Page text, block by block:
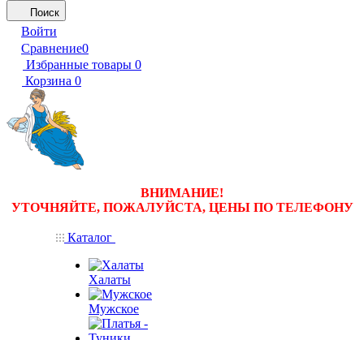
Поиск
Войти
Сравнение0
Избранные товары 0
Корзина 0
ВНИМАНИЕ!
УТОЧНЯЙТЕ, ПОЖАЛУЙСТА, ЦЕНЫ ПО ТЕЛЕФОНУ
Каталог
Халаты
Мужское